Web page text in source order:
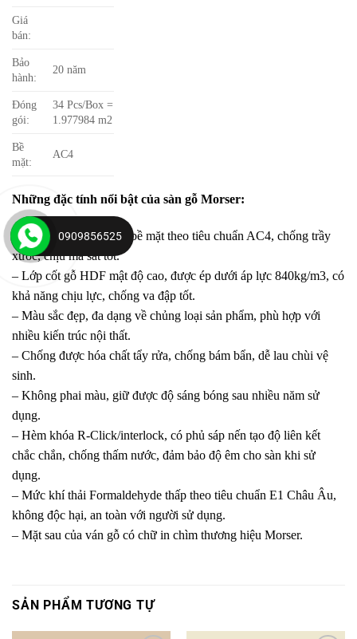
Giá
bán:
Bảo
hành:
20 năm
Đóng
gói:
34 Pcs/Box =
1.977984 m2
Bề
mặt:
AC4
Những đặc tính nổi bật của sàn gỗ Morser:
– Cấp độ mài mòn trên bề mặt theo tiêu chuẩn AC4, chống trầy
xước, chịu ma sát tốt.
– Lớp cốt gỗ HDF mật độ cao, được ép dưới áp lực 840kg/m3, có
khả năng chịu lực, chống va đập tốt.
– Màu sắc đẹp, đa dạng về chủng loại sản phẩm, phù hợp với
nhiều kiến trúc nội thất.
– Chống được hóa chất tẩy rửa, chống bám bẩn, dễ lau chùi vệ
sinh.
– Không phai màu, giữ được độ sáng bóng sau nhiều năm sử
dụng.
– Hèm khóa R-Click/interlock, có phủ sáp nến tạo độ liên kết
chắc chắn, chống thấm nước, đảm bảo độ êm cho sàn khi sử
dụng.
– Mức khí thải Formaldehyde thấp theo tiêu chuẩn E1 Châu Âu,
không độc hại, an toàn với người sử dụng.
– Mặt sau của ván gỗ có chữ in chìm thương hiệu Morser.
SẢN PHẨM TƯƠNG TỰ
0909856525